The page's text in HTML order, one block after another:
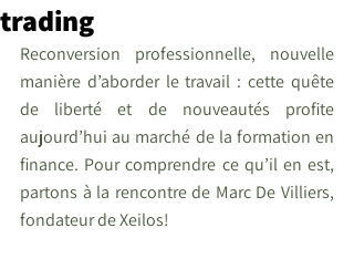
trading
Reconversion professionnelle, nouvelle
manière d’aborder le travail : cette quête
de liberté et de nouveautés profite
aujourd’hui au marché de la formation en
finance. Pour comprendre ce qu’il en est,
partons à la rencontre de Marc De Villiers,
fondateur de Xeilos!